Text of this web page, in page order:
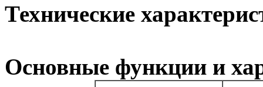
Технические
Основные функции и